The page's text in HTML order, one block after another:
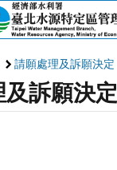
請願處理及訴願決定
訴願決定